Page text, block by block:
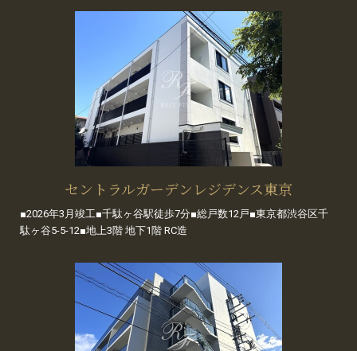
セントラルガーデンレジデンス東京
■2026年3月竣工■千駄ヶ谷駅徒歩7分■総戸数12戸■東京都渋谷区千
駄ヶ谷5-5-12■地上3階 地下1階 RC造